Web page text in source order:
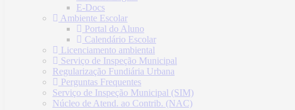
E-Docs
Ambiente Escolar
Portal do Aluno
Calendário Escolar
Licenciamento ambiental
Serviço de Inspeção Municipal
Regularização Fundiária Urbana
Perguntas Frequentes
Serviço de Inspeção Municipal (SIM)
Núcleo de Atend. ao Contrib. (NAC)